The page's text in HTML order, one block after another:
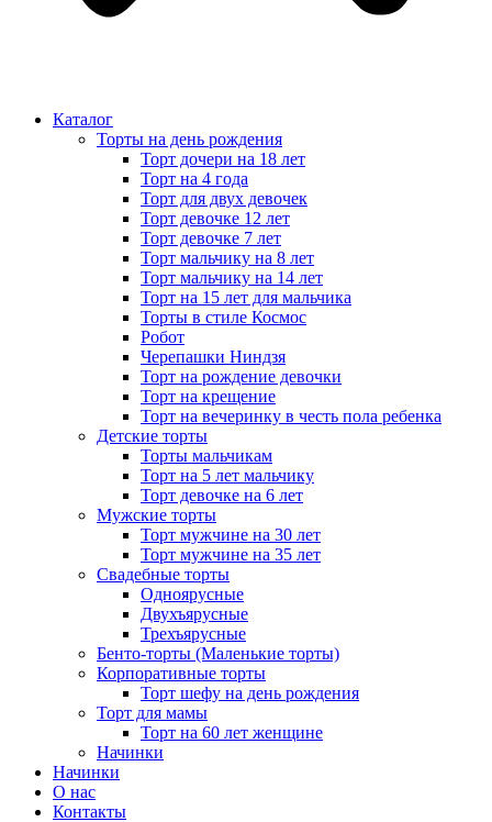
Каталог
Торты на день рождения
Торт дочери на 18 лет
Торт на 4 года
Торт для двух девочек
Торт девочке 12 лет
Торт девочке 7 лет
Торт мальчику на 8 лет
Торт мальчику на 14 лет
Торт на 15 лет для мальчика
Торты в стиле Космос
Робот
Черепашки Ниндзя
Торт на рождение девочки
Торт на крещение
Торт на вечеринку в честь пола ребенка
Детские торты
Торты мальчикам
Торт на 5 лет мальчику
Торт девочке на 6 лет
Мужские торты
Торт мужчине на 30 лет
Торт мужчине на 35 лет
Свадебные торты
Одноярусные
Двухъярусные
Трехъярусные
Бенто-торты (Маленькие торты)
Корпоративные торты
Торт шефу на день рождения
Торт для мамы
Торт на 60 лет женщине
Начинки
Начинки
О нас
Контакты